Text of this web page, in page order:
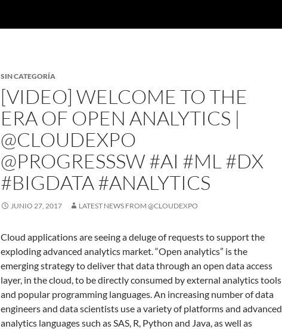
SIN CATEGORÍA
[VIDEO] WELCOME TO THE
ERA OF OPEN ANALYTICS |
@CLOUDEXPO
@PROGRESSSW #AI #ML #DX
#BIGDATA #ANALYTICS
JUNIO 27, 2017 LATEST NEWS FROM @CLOUDEXPO
Cloud applications are seeing a deluge of requests to support the
exploding advanced analytics market. “Open analytics” is the
emerging strategy to deliver that data through an open data access
layer, in the cloud, to be directly consumed by external analytics tools
and popular programming languages. An increasing number of data
engineers and data scientists use a variety of platforms and advanced
analytics languages such as SAS, R, Python and Java, as well as